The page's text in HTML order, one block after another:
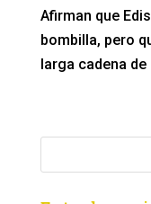
Afirman que
bombilla, pero
larga cadena